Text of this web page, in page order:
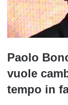
Paolo
vuole
tempo in